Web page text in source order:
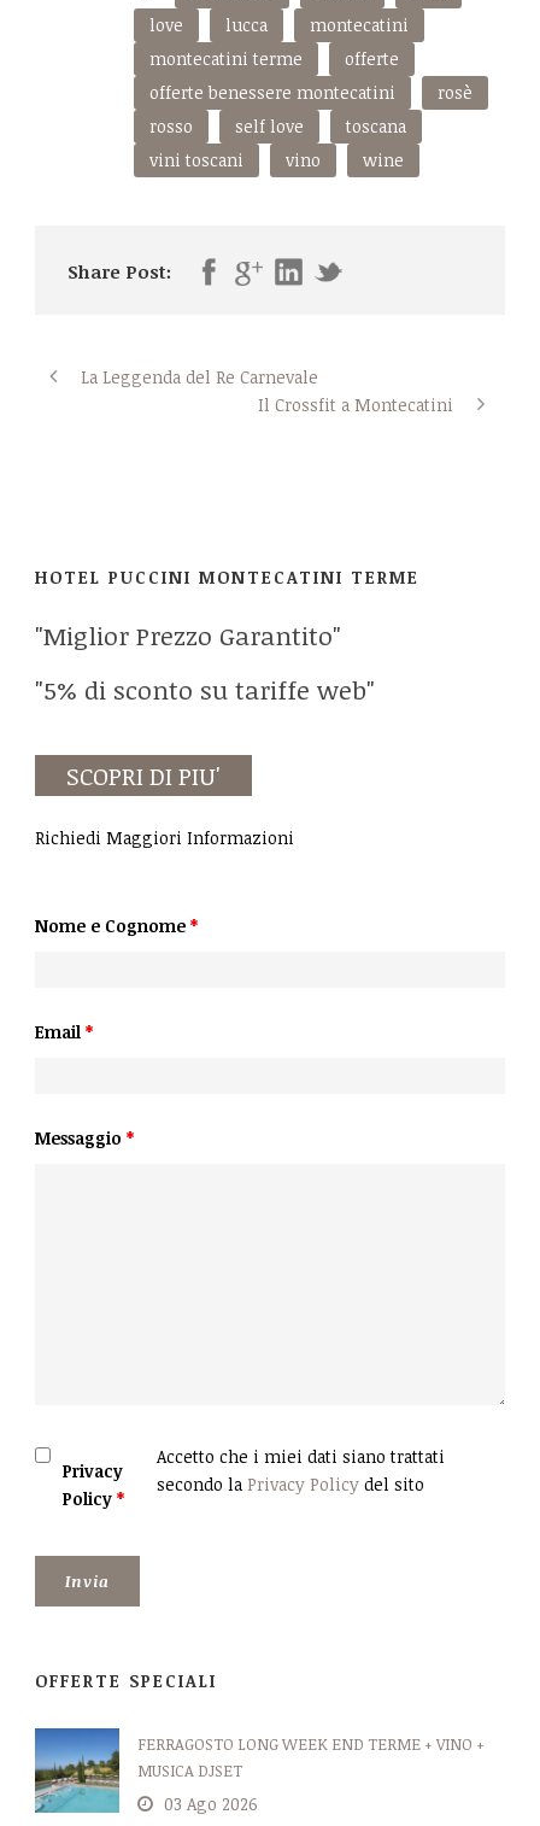
love
lucca
montecatini
montecatini terme
offerte
offerte benessere montecatini
rosè
rosso
self love
toscana
vini toscani
vino wine
Share Post:
La Leggenda del Re Carnevale
Il Crossfit a Montecatini
HOTEL PUCCINI MONTECATINI TERME
"Miglior Prezzo Garantito"
"5% di sconto su tariffe web"
SCOPRI DI PIU'
Richiedi Maggiori Informazioni
Nome e Cognome *
Email *
Messaggio *
Privacy
Policy *
Accetto che i miei dati siano trattati
secondo la Privacy Policydel sito
OFFERTE SPECIALI
FERRAGOSTO LONG WEEK END TERME + VINO +
MUSICA DJSET
03 Ago 2026